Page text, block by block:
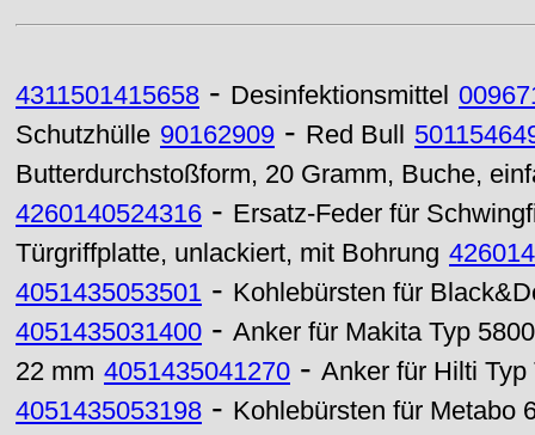
4311501415658 - Desinfektionsmittel
Schutzhülle 90162909 - Red Bull
Butterdurchstoßform, 20 Gramm, Buche,
4260140524316 - Ersatz-Feder für
Türgriffplatte, unlackiert, mit Bohrung
4051435053501 - Kohlebürsten für
4051435031400 - Anker für Makita Typ 5800
22 mm 4051435041270 - Anker für Hilti
4051435053198 - Kohlebürsten für Metabo